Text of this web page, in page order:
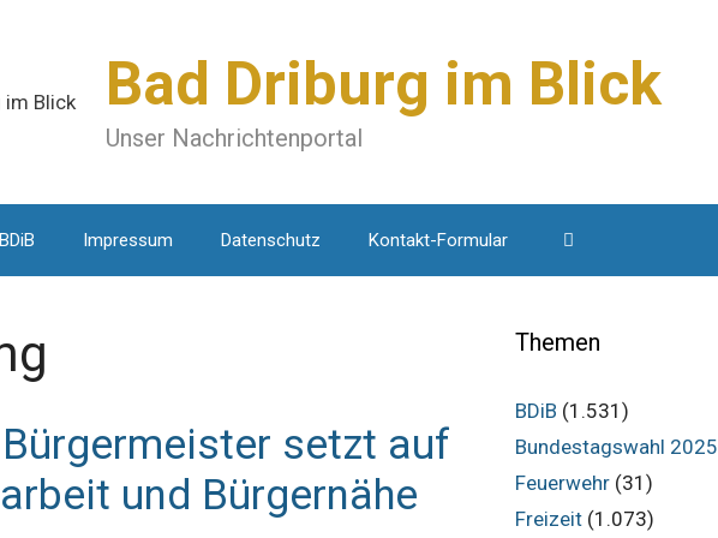
Bad Driburg im Blick
Unser Nachrichtenportal
Impressum Datenschutz Kontakt-Formular
setzt auf
und Bürgernähe
Themen
BDiB (1.531)
Bundestagswahl 2025
Feuerwehr (31)
Freizeit (1.073)